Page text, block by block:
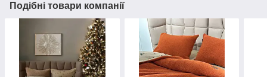
Подібні товари компанії